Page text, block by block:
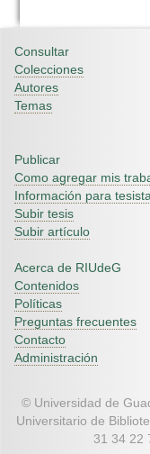
Consultar
Colecciones
Autores
Temas
Publicar
Como agregar mis
Información para
Subir tesis
Subir artículo
Acerca de RIUdeG
Contenidos
Políticas
Preguntas frecuentes
Contacto
Administración
© Universidad de
Universitario de
31 34 22